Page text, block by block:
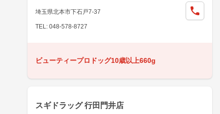
埼玉県北本市下石戸7-37
TEL: 048-578-8727
ビューティープロドッグ10歳以上660g
スギドラッグ 行田門井店